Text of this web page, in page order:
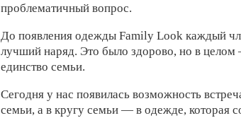
проблематичный вопрос.
До появления одежды Family Look каждый
лучший наряд. Это было здорово, но в
единство семьи.
Сегодня у нас появилась возможность
семьи, а в кругу семьи — в одежде, которая